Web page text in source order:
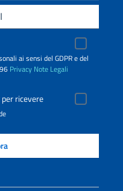
ai sensi del GDPR e del
Privacy Note Legali
ricevere